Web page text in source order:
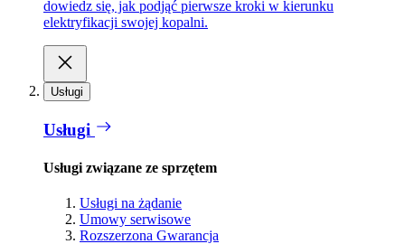
dowiedz się, jak podjąć pierwsze kroki w kierunku
elektryfikacji swojej kopalni.
Usługi
Usługi
Usługi związane ze sprzętem
Usługi na żądanie
Umowy serwisowe
Rozszerzona Gwarancja